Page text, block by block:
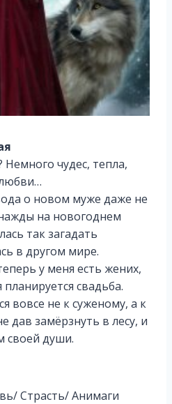
чудес, тепла,
о новом муже даже не
на новогоднем
так загадать
в другом мире.
у меня есть жених,
свадьба.
вовсе не к суженому, а к
дав замёрзнуть в лесу, и
своей души.
Страсть/ Анимаги